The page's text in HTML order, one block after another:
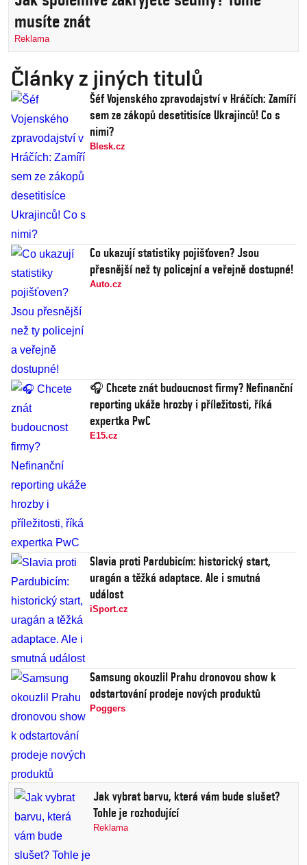
musíte znát
Reklama
Články z jiných titulů
Šéf Vojenského zpravodajství v Hráčích: Zamíří
sem ze zákopů desetitisíce Ukrajinců! Co s
nimi?
Blesk.cz
Co ukazují statistiky pojišťoven? Jsou
přesnější než ty policejní a veřejně dostupné!
Auto.cz
🎧 Chcete znát budoucnost firmy? Nefinanční
reporting ukáže hrozby i příležitosti, říká
expertka PwC
E15.cz
Slavia proti Pardubicím: historický start,
uragán a těžká adaptace. Ale i smutná
událost
iSport.cz
Samsung okouzlil Prahu dronovou show k
odstartování prodeje nových produktů
Poggers
Jak vybrat barvu, která vám bude slušet?
Tohle je rozhodující
Reklama